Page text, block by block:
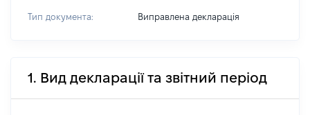
Тип документа: Виправлена декларація
1. Вид декларації та звітний період